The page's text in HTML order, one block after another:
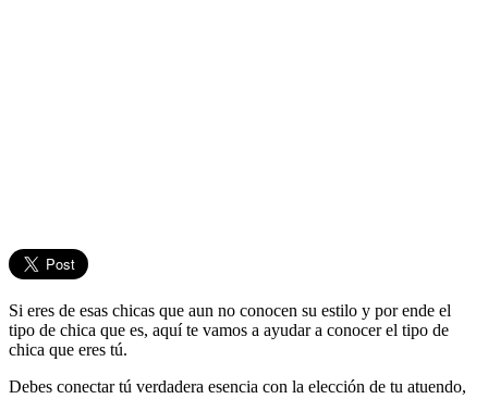
Si eres de esas chicas que aun no conocen su estilo y por ende el
tipo de chica que es, aquí te vamos a ayudar a conocer el tipo de
chica que eres tú.
Debes conectar tú verdadera esencia con la elección de tu atuendo,